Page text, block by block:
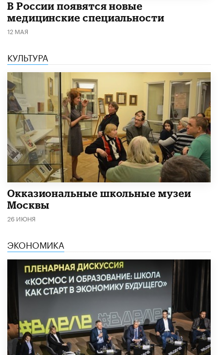
В России появятся новые
медицинские специальности
12 МАЯ
КУЛЬТУРА
​Окказиональные школьные музеи
Москвы
26 ИЮНЯ
ЭКОНОМИКА